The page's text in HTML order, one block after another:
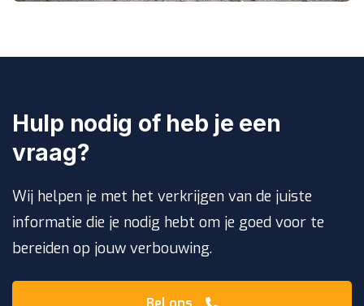
Hulp nodig of heb je een
vraag?
Wij helpen je met het verkrijgen van de juiste
informatie die je nodig hebt om je goed voor te
bereiden op jouw verbouwing.